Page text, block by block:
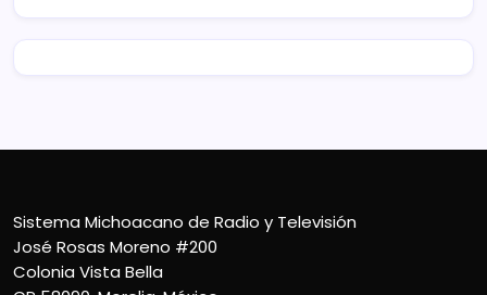
Sistema Michoacano de Radio y Televisión
José Rosas Moreno #200
Colonia Vista Bella